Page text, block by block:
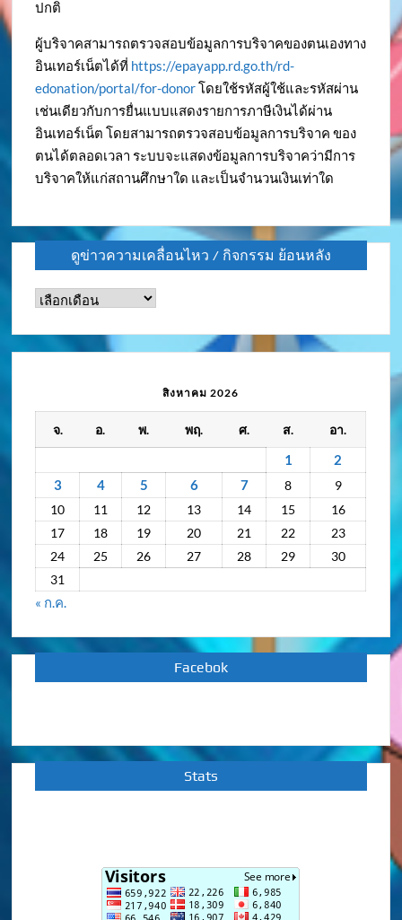
ปกติ
ผู้บริจาคสามารถตรวจสอบข้อมูลการบริจาคของตนเองทาง
อินเทอร์เน็ตได้ที่ https://epayapp.rd.go.th/rd-
edonation/portal/for-donorโดยใช้รหัสผู้ใช้และรหัสผ่าน
เช่นเดียวกับการยื่นแบบแสดงรายการภาษีเงินได้ผ่าน
อินเทอร์เน็ต โดยสามารถตรวจสอบข้อมูลการบริจาค ของ
ตนได้ตลอดเวลา ระบบจะแสดงข้อมูลการบริจาคว่ามีการ
บริจาคให้แก่สถานศึกษาใด และเป็นจำนวนเงินเท่าใด
ดูข่าวความเคลื่อนไหว / กิจกรรม ย้อนหลัง
ดู
กิจกรรม
ย้อน
สิงหาคม 2026
จ. อ. พ. พฤ. ศ. ส. อา.
1
2
3
4 5 6 7 8
9
10
11 12 13 14 15
16
17
18 19 20 21 22
23
24
25 26 27 28 29
30
31
« ก.ค.
Facebok
Stats